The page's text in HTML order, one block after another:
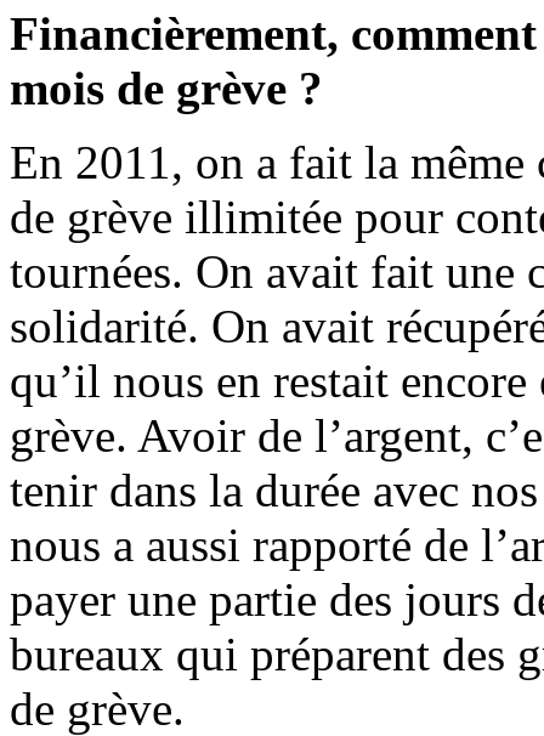
Financièrement,
mois de grève ?
En 2011, on a fait la même
de grève illimitée pour
tournées. On avait fait une
solidarité. On avait
qu’il nous en restait
grève. Avoir de l’argent,
tenir dans la durée avec
nous a aussi rapporté de
payer une partie des jours
bureaux qui préparent des
de grève.